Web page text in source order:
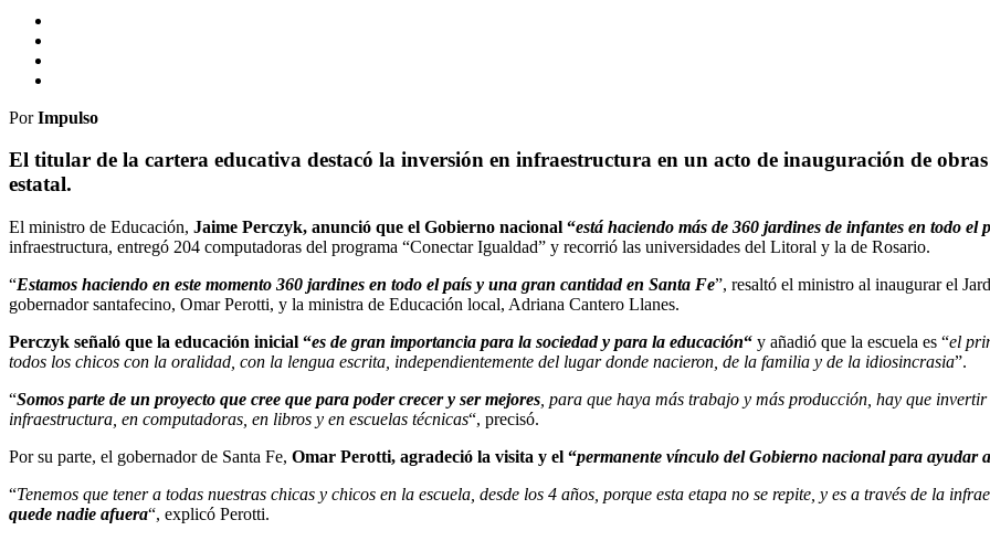
PorImpulso
El titular de la cartera educativa destacó la inversión en infraestructura en un acto de inauguración de
estatal.
El ministro de Educación, Jaime Perczyk, anunció que el Gobierno nacional “está haciendo más de 360 jardines de infantes en todo el
infraestructura, entregó 204 computadoras del programa “Conectar Igualdad” y recorrió las universidades del Litoral y la de Rosario.
“Estamos haciendo en este momento 360 jardines en todo el país y una gran cantidad en Santa Fe”, resaltó el ministro al inaugurar el
gobernador santafecino, Omar Perotti, y la ministra de Educación local, Adriana Cantero Llanes.
Perczyk señaló que la educación inicial “es de gran importancia para la sociedad y para la educación“ y añadió que la escuela es “el
todos los chicos con la oralidad, con la lengua escrita, independientemente del lugar donde nacieron, de la familia y de la idiosincrasia”.
“Somos parte de un proyecto que cree que para poder crecer y ser mejores , para que haya más trabajo y más producción, hay que
infraestructura, en computadoras, en libros y en escuelas técnicas“, precisó.
Por su parte, el gobernador de Santa Fe, Omar Perotti, agradeció la visita y el “permanente vínculo del Gobierno nacional para ayudar
“Tenemos que tener a todas nuestras chicas y chicos en la escuela, desde los 4 años, porque esta etapa no se repite, y es a través de la
quede nadie afuera“, explicó Perotti.